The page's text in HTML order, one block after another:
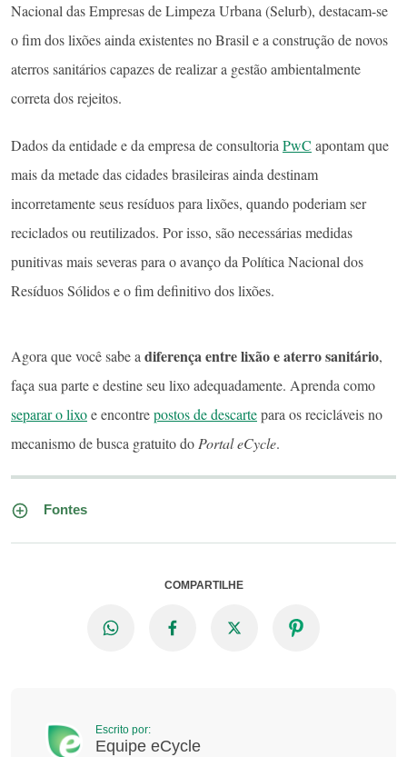
Nacional das Empresas de Limpeza Urbana (Selurb), destacam-se
o fim dos lixões ainda existentes no Brasil e a construção de novos
aterros sanitários capazes de realizar a gestão ambientalmente
correta dos rejeitos.
Dados da entidade e da empresa de consultoria PwC apontam que
mais da metade das cidades brasileiras ainda destinam
incorretamente seus resíduos para lixões, quando poderiam ser
reciclados ou reutilizados. Por isso, são necessárias medidas
punitivas mais severas para o avanço da Política Nacional dos
Resíduos Sólidos e o fim definitivo dos lixões.
Agora que você sabe a diferença entre lixão e aterro sanitário,
faça sua parte e destine seu lixo adequadamente. Aprenda como
separar o lixoe encontrepostos de descartepara os recicláveis no
mecanismo de busca gratuito do Portal eCycle.
Fontes
COMPARTILHE
Escrito por:
Equipe eCycle